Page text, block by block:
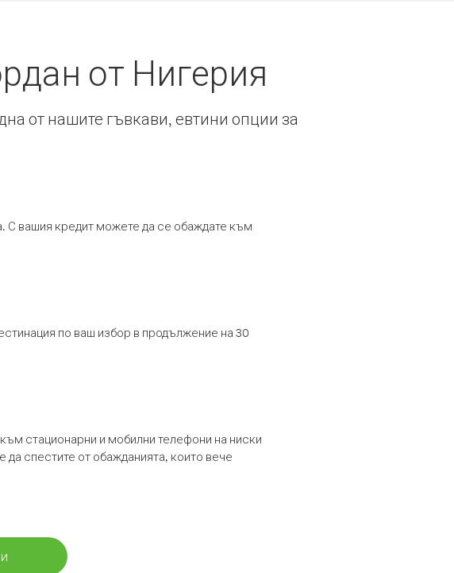
от Нигерия
от нашите гъвкави, евтини опции за
С вашия кредит можете да се обаждате към
по ваш избор в продължение на 30
стационарни и мобилни телефони на ниски
спестите от обажданията, които вече